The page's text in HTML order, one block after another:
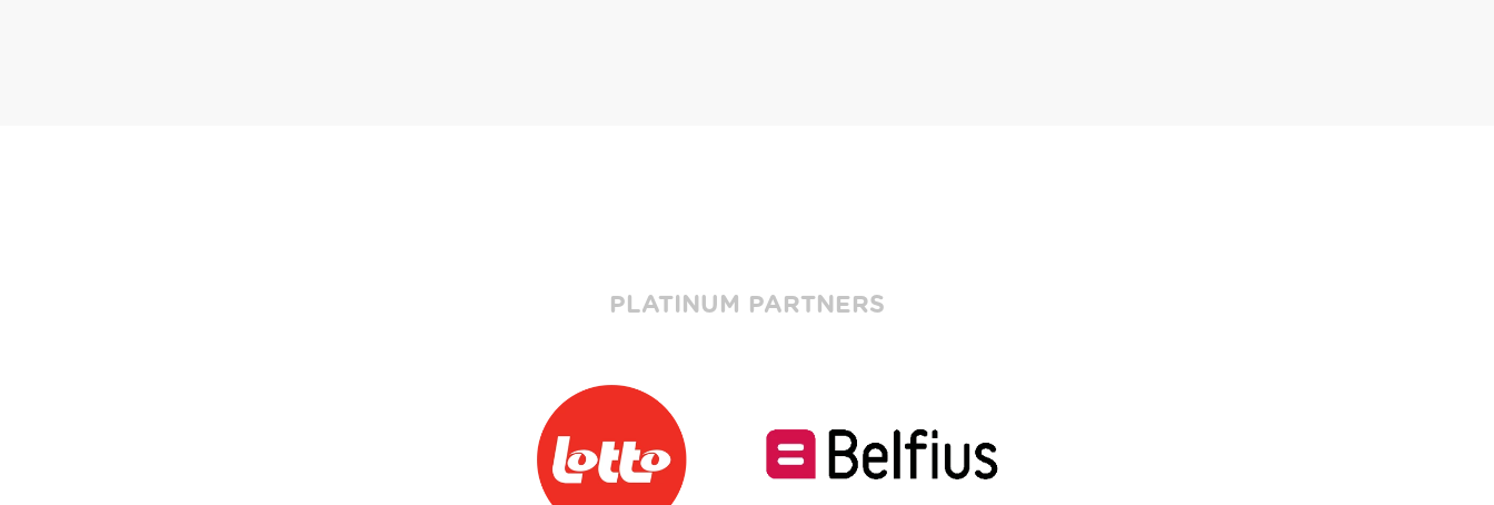
PLATINUM PARTNERS